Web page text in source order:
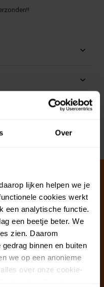
Over
lijken helpen we je
cookies werkt
een analytische functie.
een beetje beter. We
zien. Daarom
binnen en buiten
we op een anonieme
over onze cookie-
& FAQ
- 16:00 telefonisch